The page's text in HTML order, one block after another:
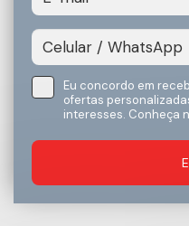
Eu concordo em
ofertas
interesses. Conheça